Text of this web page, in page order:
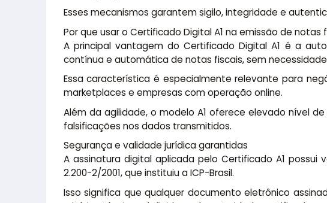
Esses mecanismos garantem sigilo, integridade e
Por que usar o Certificado Digital A1 na emissão de notas
A principal vantagem do Certificado Digital A1 é a
contínua e automática de notas fiscais, sem
Essa característica é especialmente relevante para
marketplaces e empresas com operação online.
Além da agilidade, o modelo A1 oferece elevado nível
falsificações nos dados transmitidos.
Segurança e validade jurídica garantidas
A assinatura digital aplicada pelo Certificado A1 possui
2.200-2/2001, que instituiu a ICP-Brasil.
Isso significa que qualquer documento eletrônico